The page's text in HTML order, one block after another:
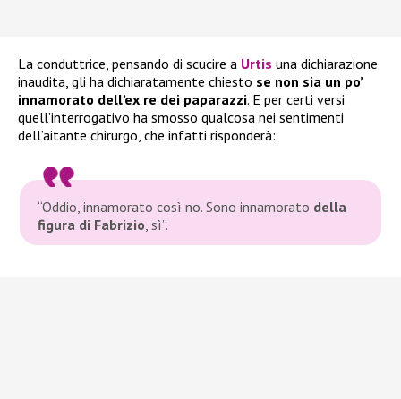
La conduttrice, pensando di scucire a Urtis una dichiarazione
inaudita, gli ha dichiaratamente chiesto se non sia un po’
innamorato dell’ex re dei paparazzi. E per certi versi
quell’interrogativo ha smosso qualcosa nei sentimenti
dell’aitante chirurgo, che infatti risponderà:
“Oddio, innamorato così no. Sono innamorato della
figura di Fabrizio , sì”.